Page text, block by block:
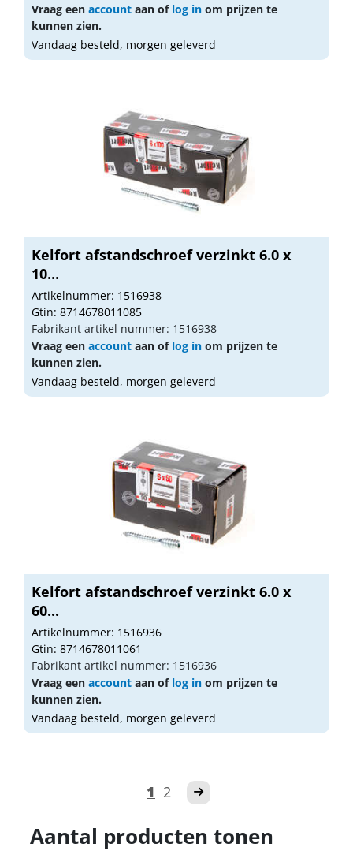
Vraag een account aan of log in om prijzen te
kunnen zien.
Vandaag besteld, morgen geleverd
Kelfort afstandschroef verzinkt 6.0 x
10...
Artikelnummer: 1516938
Gtin: 8714678011085
Fabrikant artikel nummer: 1516938
Vraag een account aan of log in om prijzen te
kunnen zien.
Vandaag besteld, morgen geleverd
Kelfort afstandschroef verzinkt 6.0 x
60...
Artikelnummer: 1516936
Gtin: 8714678011061
Fabrikant artikel nummer: 1516936
Vraag een account aan of log in om prijzen te
kunnen zien.
Vandaag besteld, morgen geleverd
1 2
Aantal producten tonen